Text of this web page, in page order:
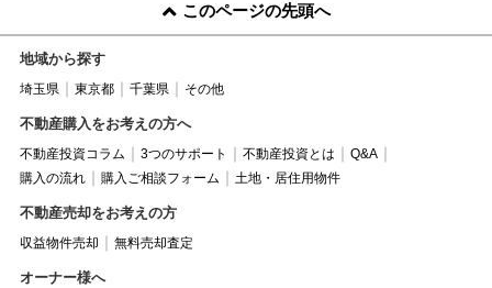
このページの先頭へ
地域から探す
埼玉県 東京都 千葉県 その他
不動産購入をお考えの方へ
不動産投資コラム 3つのサポート 不動産投資とは
Q&A
購入の流れ
購入ご相談フォーム 土地・居住用物件
不動産売却をお考えの方
収益物件売却 無料売却査定
オーナー様へ